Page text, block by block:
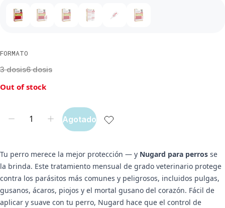
FORMATO
3 dosis6 dosis
Out of stock
Agotado
Tu perro merece la mejor protección — y Nugard para perros se
la brinda. Este tratamiento mensual de grado veterinario protege
contra los parásitos más comunes y peligrosos, incluidos pulgas,
gusanos, ácaros, piojos y el mortal gusano del corazón. Fácil de
aplicar y suave con tu perro, Nugard hace que el control de